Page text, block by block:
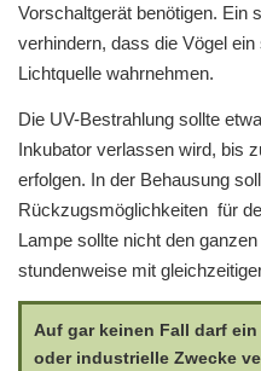
Vorschaltgerät benötigen. Ein
verhindern, dass die Vögel
Lichtquelle wahrnehmen.
Die UV-Bestrahlung sollte
Inkubator verlassen wird, bis
erfolgen. In der Behausung
Rückzugsmöglichkeiten für
Lampe sollte nicht den
stundenweise mit
Auf gar keinen Fall darf
oder industrielle Zwecke